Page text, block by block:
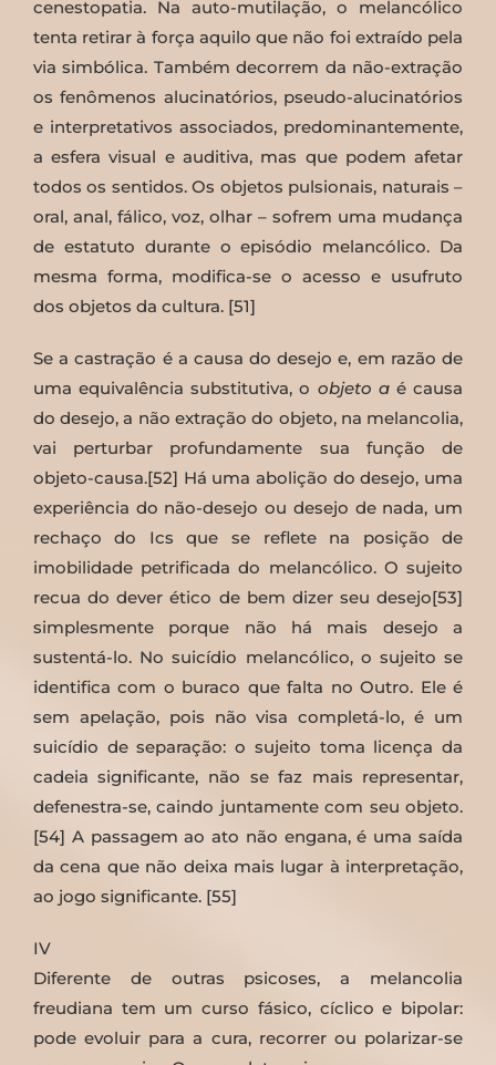
cenestopatia. Na auto-mutilação, o melancólico
tenta retirar à força aquilo que não foi extraído pela
via simbólica. Também decorrem da não-extração
os fenômenos alucinatórios, pseudo-alucinatórios
e interpretativos associados, predominantemente,
a esfera visual e auditiva, mas que podem afetar
todos os sentidos. Os objetos pulsionais, naturais –
oral, anal, fálico, voz, olhar – sofrem uma mudança
de estatuto durante o episódio melancólico. Da
mesma forma, modifica-se o acesso e usufruto
dos objetos da cultura. [51]
Se a castração é a causa do desejo e, em razão de
uma equivalência substitutiva, o objeto aé causa
do desejo, a não extração do objeto, na melancolia,
vai perturbar profundamente sua função de
objeto-causa.[52] Há uma abolição do desejo, uma
experiência do não-desejo ou desejo de nada, um
rechaço do Ics que se reflete na posição de
imobilidade petrificada do melancólico. O sujeito
recua do dever ético de bem dizer seu desejo[53]
simplesmente porque não há mais desejo a
sustentá-lo. No suicídio melancólico, o sujeito se
identifica com o buraco que falta no Outro. Ele é
sem apelação, pois não visa completá-lo, é um
suicídio de separação: o sujeito toma licença da
cadeia significante, não se faz mais representar,
defenestra-se, caindo juntamente com seu objeto.
[54] A passagem ao ato não engana, é uma saída
da cena que não deixa mais lugar à interpretação,
ao jogo significante. [55]
IV
Diferente de outras psicoses, a melancolia
freudiana tem um curso fásico, cíclico e bipolar:
pode evoluir para a cura, recorrer ou polarizar-se